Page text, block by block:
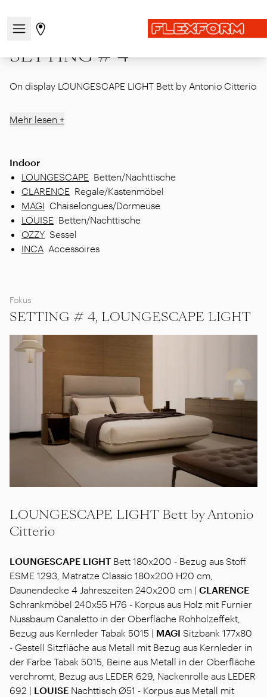
Navigationsmenü öffnen / schließen
Gehen Sie zur Store-Seite
SETTING # 4
SETTING # 4
On display LOUNGESCAPE LIGHT Bett by Antonio Citterio
Mehr lesen +
Indoor
LOUNGESCAPE Betten/Nachttische
CLARENCE Regale/Kastenmöbel
MAGI Chaiselongues/Dormeuse
LOUISE Betten/Nachttische
OZZY Sessel
INCA Accessoires
Fokus
SETTING # 4, LOUNGESCAPE LIGHT
LOUNGESCAPE LIGHT Bett by Antonio
Citterio
LOUNGESCAPE LIGHT Bett 180x200 - Bezug aus Stoff
ESME 1293, Matratze Classic 180x200 H20 cm,
Daunendecke 4 Jahreszeiten 240x200 cm | CLARENCE
Schrankmöbel 240x55 H76 - Korpus aus Holz mit Furnier
Nussbaum Canaletto in der Oberfläche Rohholzeffekt,
Bezug aus Kernleder Tabak 5015 | MAGI Sitzbank 177x80
- Gestell Sitzfläche aus Metall mit Bezug aus Kernleder in
der Farbe Tabak 5015, Beine aus Metall in der Oberfläche
verchromt, Bezug aus LEDER 629, Nackenrolle aus LEDER
692 | LOUISE Nachttisch Ø51 - Korpus aus Metall mit